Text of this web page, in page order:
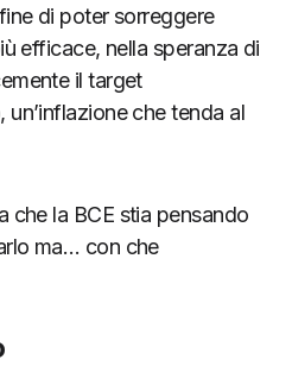
di poter sorreggere
efficace, nella speranza di
il target
un’inflazione che tenda al
che la BCE stia pensando
ma… con che